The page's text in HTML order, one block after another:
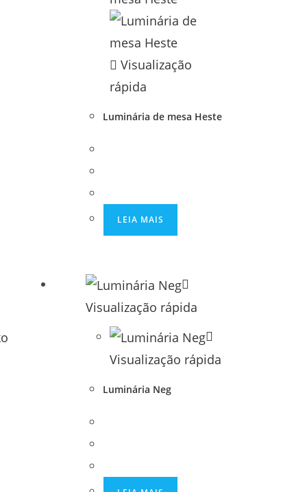
Visualização
rápida
Luminária de mesa Heste
LEIA MAIS
Visualização rápida
Visualização rápida
Luminária Neg